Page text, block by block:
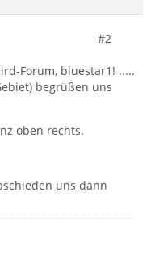
#2
Forum, bluestar1! .....
begrüßen uns
oben rechts.
uns dann